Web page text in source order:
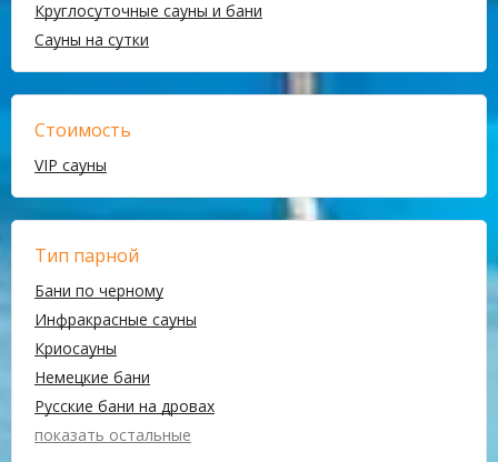
Круглосуточные сауны и бани
Сауны на сутки
Стоимость
VIP сауны
Тип парной
Бани по черному
Инфракрасные сауны
Криосауны
Немецкие бани
Русские бани на дровах
показать остальные